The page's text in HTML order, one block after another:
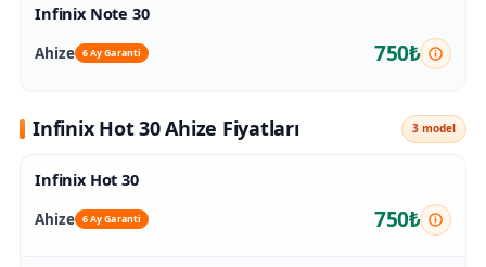
Infinix Note 30
Ahize 6 Ay Garanti 750₺
Infinix Hot 30 Ahize Fiyatları 3 model
Infinix Hot 30
Ahize 6 Ay Garanti 750₺